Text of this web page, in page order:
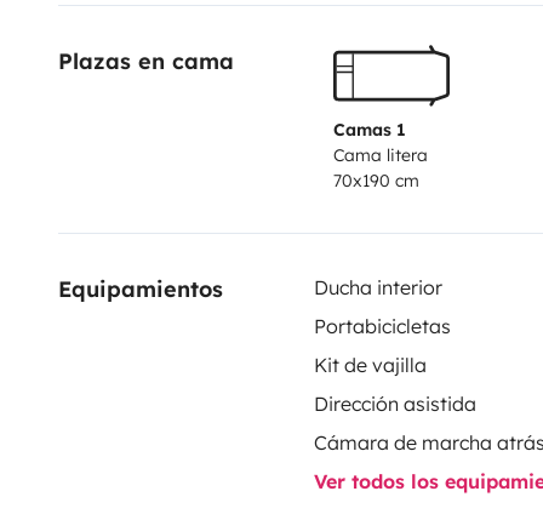
sommes à disposition pour tout renseignement.
Plazas en cama
Camas 1
Cama litera
70x190 cm
Equipamientos Ducha interior
Portabicicletas
Kit de vajilla
Dirección asistida
Cámara de marcha atrás
Ver todos los